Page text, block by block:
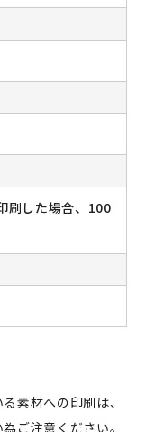
刷した場合、100
素材への印刷は、
ご注意ください。